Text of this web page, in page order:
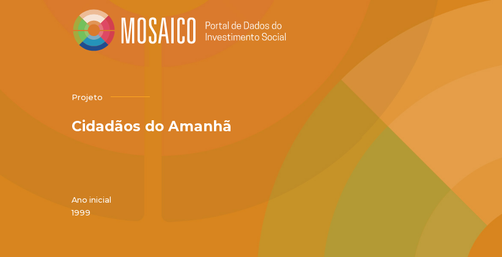
Projeto
Cidadãos do Amanhã
Ano inicial
1999